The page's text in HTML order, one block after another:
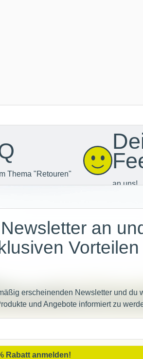
Thema "Retouren"
an uns!
an
Vorteilen
erscheinenden Newsletter und du
und Angebote informiert zu
Adresse
Rabatt anmelden!